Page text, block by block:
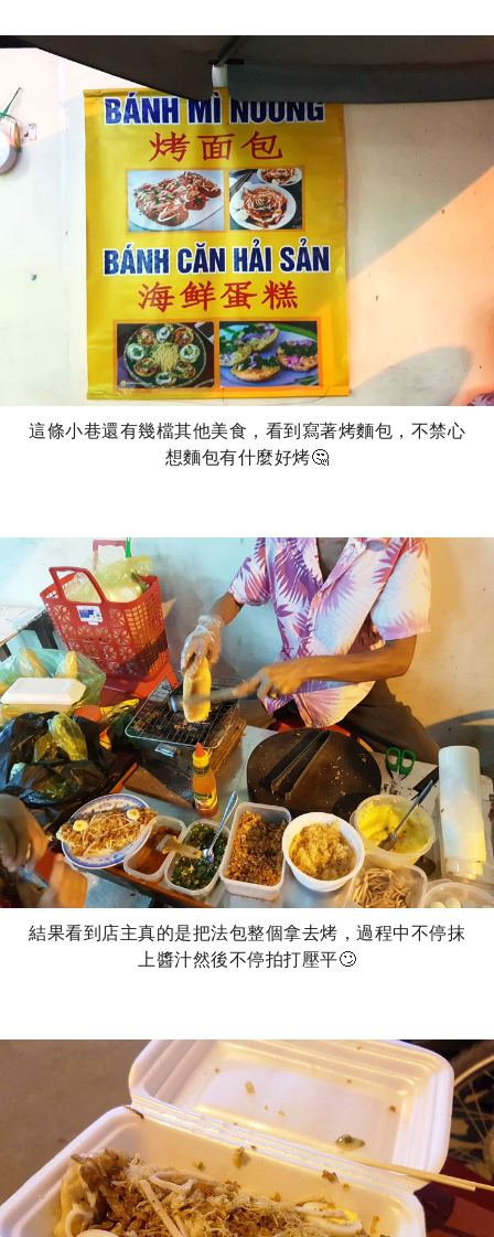
這條小巷還有幾檔其他美食，看到寫著烤麵包，不禁心
想麵包有什麼好烤🤔
結果看到店主真的是把法包整個拿去烤，過程中不停抹
上醬汁然後不停拍打壓平🙄